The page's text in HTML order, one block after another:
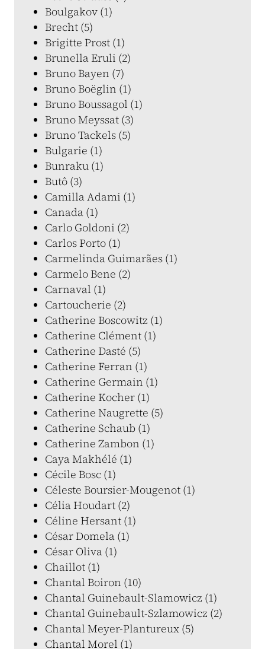
Boulgakov (1)
Brecht (5)
Brigitte Prost (1)
Brunella Eruli (2)
Bruno Bayen (7)
Bruno Boëglin (1)
Bruno Boussagol (1)
Bruno Meyssat (3)
Bruno Tackels (5)
Bulgarie (1)
Bunraku (1)
Butô (3)
Camilla Adami (1)
Canada (1)
Carlo Goldoni (2)
Carlos Porto (1)
Carmelinda Guimarães (1)
Carmelo Bene (2)
Carnaval (1)
Cartoucherie (2)
Catherine Boscowitz (1)
Catherine Clément (1)
Catherine Dasté (5)
Catherine Ferran (1)
Catherine Germain (1)
Catherine Kocher (1)
Catherine Naugrette (5)
Catherine Schaub (1)
Catherine Zambon (1)
Caya Makhélé (1)
Cécile Bosc (1)
Céleste Boursier-Mougenot (1)
Célia Houdart (2)
Céline Hersant (1)
César Domela (1)
César Oliva (1)
Chaillot (1)
Chantal Boiron (10)
Chantal Guinebault-Slamowicz (1)
Chantal Guinebault-Szlamowicz (2)
Chantal Meyer-Plantureux (5)
Chantal Morel (1)